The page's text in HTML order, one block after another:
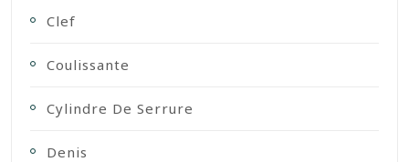
Clef
Coulissante
Cylindre De Serrure
Denis